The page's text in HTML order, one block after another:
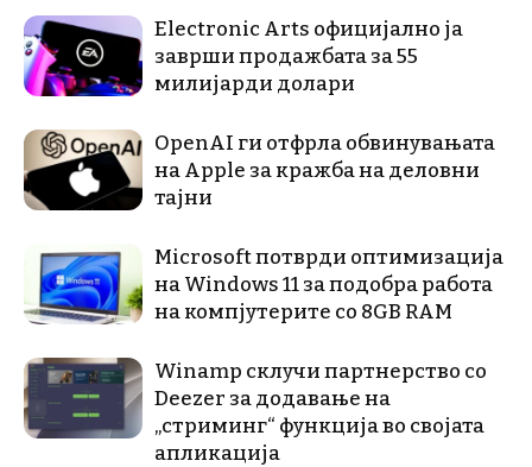
Electronic Arts официјално ја
заврши продажбата за 55
милијарди долари
OpenAI ги отфрла обвинувањата
на Apple за кражба на деловни
тајни
Microsoft потврди оптимизација
на Windows 11 за подобра работа
на компјутерите со 8GB RAM
Winamp склучи партнерство со
Deezer за додавање на
„стриминг“ функција во својата
апликација